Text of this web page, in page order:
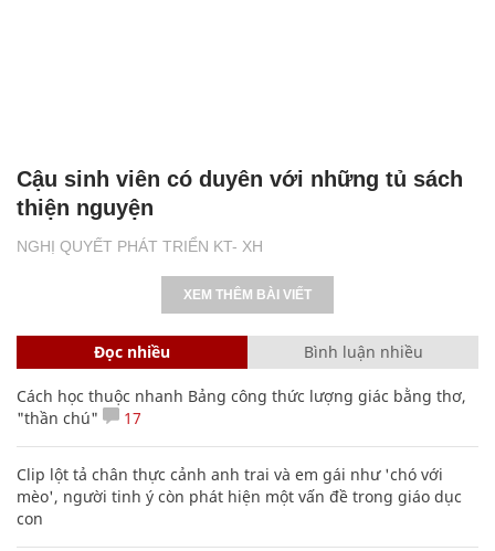
NGHỊ QUYẾT PHÁT TRIỂN KT- XH
Cậu sinh viên có duyên với những tủ sách
thiện nguyện
XEM THÊM BÀI VIẾT
Đọc nhiều Bình luận nhiều
Cách học thuộc nhanh Bảng công thức lượng giác bằng thơ,
"thần chú"
17
Clip lột tả chân thực cảnh anh trai và em gái như 'chó với
mèo', người tinh ý còn phát hiện một vấn đề trong giáo dục
con